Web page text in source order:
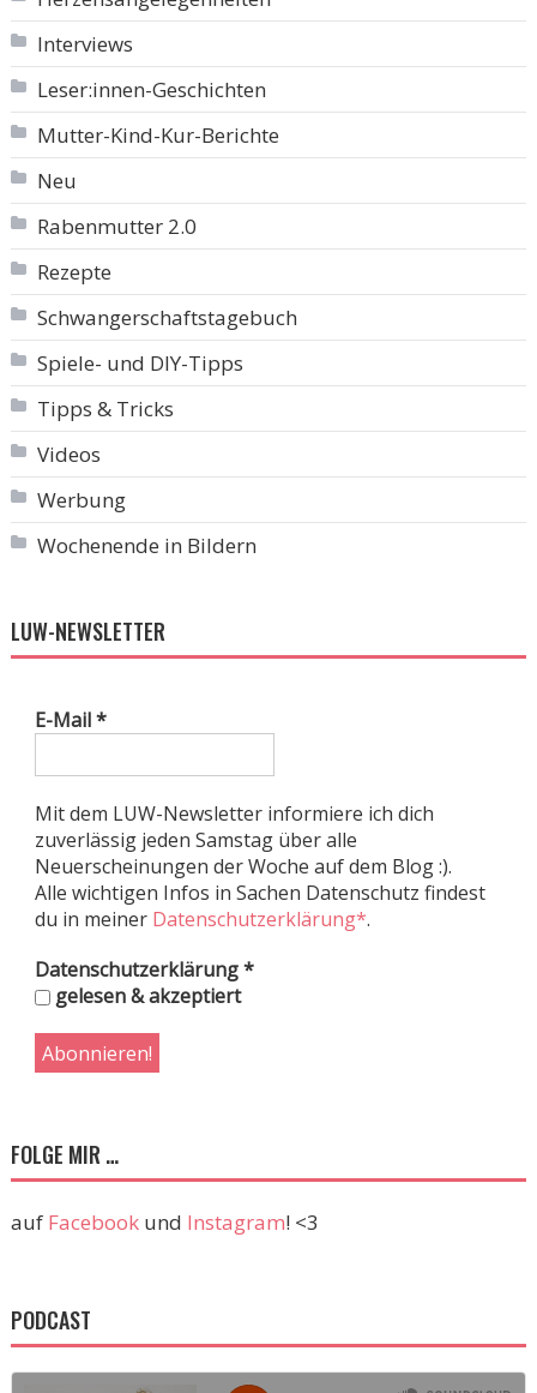
Interviews
Leser:innen-Geschichten
Mutter-Kind-Kur-Berichte
Neu
Rabenmutter 2.0
Rezepte
Schwangerschaftstagebuch
Spiele- und DIY-Tipps
Tipps & Tricks
Videos
Werbung
Wochenende in Bildern
LUW-NEWSLETTER
E-Mail*
Mit dem LUW-Newsletter informiere ich dich
zuverlässig jeden Samstag über alle
Neuerscheinungen der Woche auf dem Blog :).
Alle wichtigen Infos in Sachen Datenschutz findest
du in meiner Datenschutzerklärung*.
Datenschutzerklärung*
gelesen & akzeptiert
FOLGE MIR …
auf Facebookund Instagram! <3
PODCAST